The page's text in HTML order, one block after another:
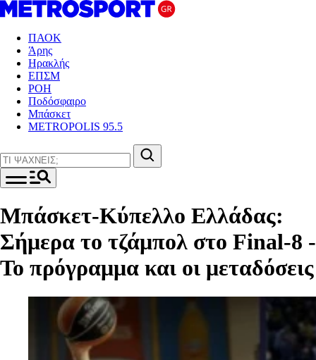
ΠΑΟΚ
Άρης
Ηρακλής
ΕΠΣΜ
ΡΟΗ
Ποδόσφαιρο
Μπάσκετ
METROPOLIS 95.5
Μπάσκετ-Κύπελλο Ελλάδας:
Σήμερα το τζάμπολ στο Final-8 -
Το πρόγραμμα και οι μεταδόσεις